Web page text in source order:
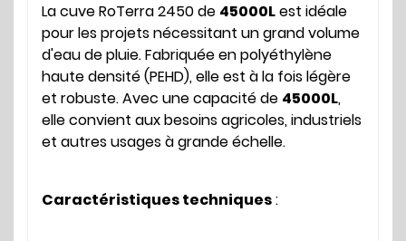
La cuve RoTerra 2450 de 45000Lest idéale
pour les projets nécessitant un grand volume
d'eau de pluie. Fabriquée en polyéthylène
haute densité (PEHD), elle est à la fois légère
et robuste. Avec une capacité de 45000L,
elle convient aux besoins agricoles, industriels
et autres usages à grande échelle.
Caractéristiques techniques: